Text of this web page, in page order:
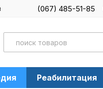
(067) 485-51-85
Реабилитация